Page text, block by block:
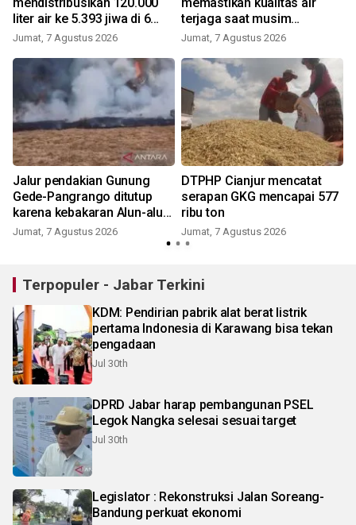
liter air ke 5.393 jiwa di 6
kecamatan
Jumat, 7 Agustus 2026
terjaga saat musim
kemarau
Jumat, 7 Agustus 2026
Jalur pendakian Gunung
Gede-Pangrango ditutup
karena kebakaran Alun-alun
Suryakancana
Jumat, 7 Agustus 2026
DTPHP Cianjur mencatat
serapan GKG mencapai 577
ribu ton
Jumat, 7 Agustus 2026
Terpopuler - Jabar Terkini
KDM: Pendirian pabrik alat berat listrik
pertama Indonesia di Karawang bisa tekan
pengadaan
Jul 30th
DPRD Jabar harap pembangunan PSEL
Legok Nangka selesai sesuai target
Jul 30th
Legislator : Rekonstruksi Jalan Soreang-
Bandung perkuat ekonomi